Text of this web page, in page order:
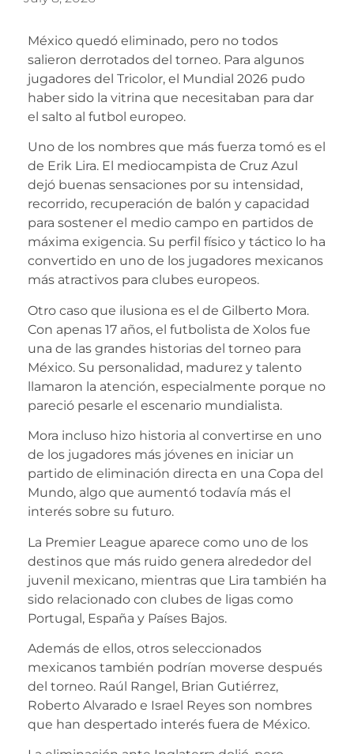
México quedó eliminado, pero no todos
salieron derrotados del torneo. Para algunos
jugadores del Tricolor, el Mundial 2026 pudo
haber sido la vitrina que necesitaban para dar
el salto al futbol europeo.
Uno de los nombres que más fuerza tomó es el
de Erik Lira. El mediocampista de Cruz Azul
dejó buenas sensaciones por su intensidad,
recorrido, recuperación de balón y capacidad
para sostener el medio campo en partidos de
máxima exigencia. Su perfil físico y táctico lo ha
convertido en uno de los jugadores mexicanos
más atractivos para clubes europeos.
Otro caso que ilusiona es el de Gilberto Mora.
Con apenas 17 años, el futbolista de Xolos fue
una de las grandes historias del torneo para
México. Su personalidad, madurez y talento
llamaron la atención, especialmente porque no
pareció pesarle el escenario mundialista.
Mora incluso hizo historia al convertirse en uno
de los jugadores más jóvenes en iniciar un
partido de eliminación directa en una Copa del
Mundo, algo que aumentó todavía más el
interés sobre su futuro.
La Premier League aparece como uno de los
destinos que más ruido genera alrededor del
juvenil mexicano, mientras que Lira también ha
sido relacionado con clubes de ligas como
Portugal, España y Países Bajos.
Además de ellos, otros seleccionados
mexicanos también podrían moverse después
del torneo. Raúl Rangel, Brian Gutiérrez,
Roberto Alvarado e Israel Reyes son nombres
que han despertado interés fuera de México.